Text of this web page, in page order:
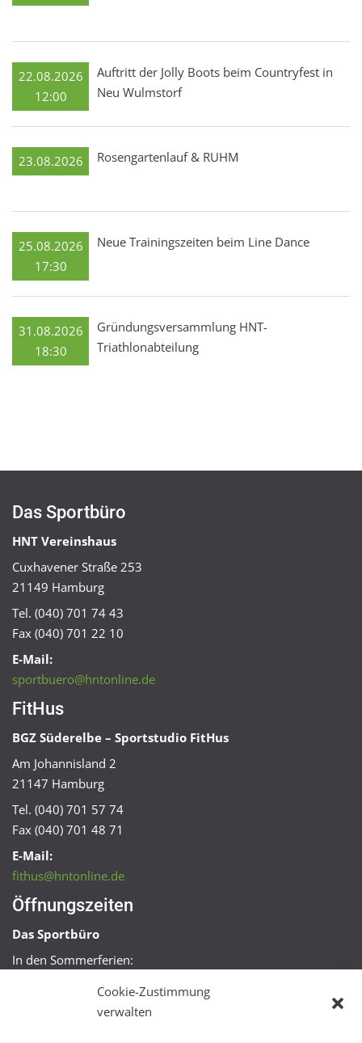
Cookie-Zustimmung
verwalten
22.08.2026
12:00
Auftritt der Jolly Boots beim Countryfest in
Neu Wulmstorf
23.08.2026 Rosengartenlauf & RUHM
25.08.2026
17:30
Neue Trainingszeiten beim Line Dance
31.08.2026
18:30
Gründungsversammlung HNT-
Triathlonabteilung
Das Sportbüro
HNT Vereinshaus
Cuxhavener Straße 253
21149 Hamburg
Tel. (040) 701 74 43
Fax (040) 701 22 10
E-Mail:
sportbuero@hntonline.de
FitHus
BGZ Süderelbe – Sportstudio FitHus
Am Johannisland 2
21147 Hamburg
Tel. (040) 701 57 74
Fax (040) 701 48 71
E-Mail:
fithus@hntonline.de
Öffnungszeiten
Das Sportbüro
In den Sommerferien:
Mo + Mi 16:00 – 18:00 Uhr